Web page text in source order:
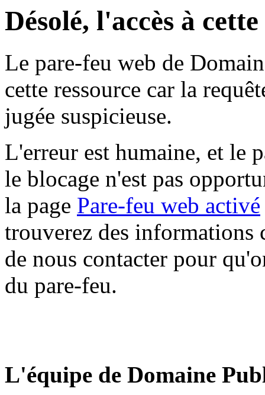
Désolé, l'accès à
Le pare-feu web de
cette ressource car la
jugée suspicieuse.
L'erreur est humaine, et le
le blocage n'est pas
la page Pare-feu web activé
trouverez des informations
de nous contacter pour
du pare-feu.
L'équipe de Domaine